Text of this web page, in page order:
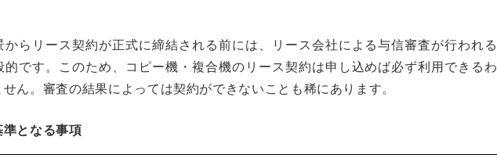
からリース契約が正式に締結される前には、リース会社による与信審査が行われる
的です。このため、コピー機・複合機のリース契約は申し込めば必ず利用できるわ
ん。審査の結果によっては契約ができないことも稀にあります。
となる事項